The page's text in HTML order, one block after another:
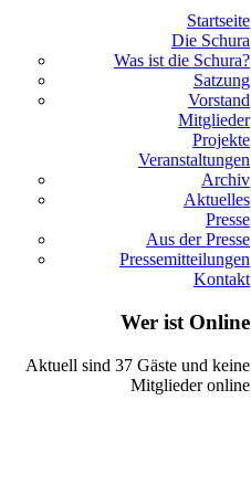
Startseite
Die Schura
Was ist die Schura?
Satzung
Vorstand
Mitglieder
Projekte
Veranstaltungen
Archiv
Aktuelles
Presse
Aus der Presse
Pressemitteilungen
Kontakt
Wer ist Online
Aktuell sind 37 Gäste und keine
Mitglieder online